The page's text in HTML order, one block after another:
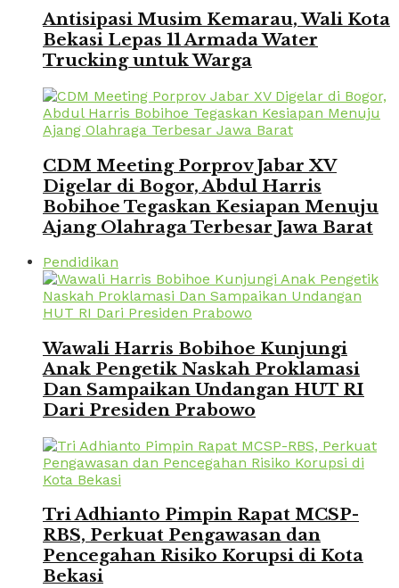
Antisipasi Musim Kemarau, Wali Kota
Bekasi Lepas 11 Armada Water
Trucking untuk Warga
CDM Meeting Porprov Jabar XV
Digelar di Bogor, Abdul Harris
Bobihoe Tegaskan Kesiapan Menuju
Ajang Olahraga Terbesar Jawa Barat
Pendidikan
Wawali Harris Bobihoe Kunjungi
Anak Pengetik Naskah Proklamasi
Dan Sampaikan Undangan HUT RI
Dari Presiden Prabowo
Tri Adhianto Pimpin Rapat MCSP-
RBS, Perkuat Pengawasan dan
Pencegahan Risiko Korupsi di Kota
Bekasi